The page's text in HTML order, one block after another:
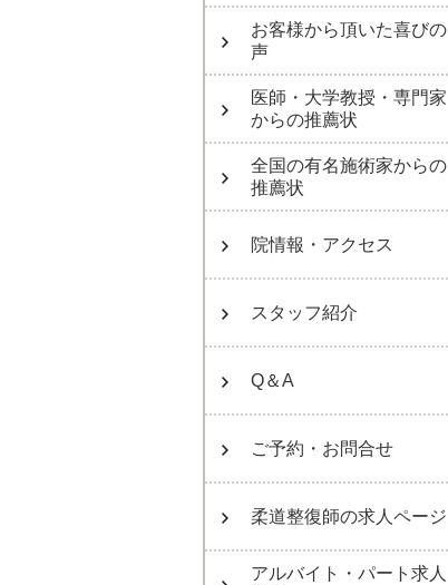
お客様から頂いた喜びの
声
医師・大学教授・専門家
からの推薦状
全国の有名施術家からの
推薦状
院情報・アクセス
スタッフ紹介
Q＆A
ご予約・お問合せ
柔道整復師の求人ページ
アルバイト・パート求人